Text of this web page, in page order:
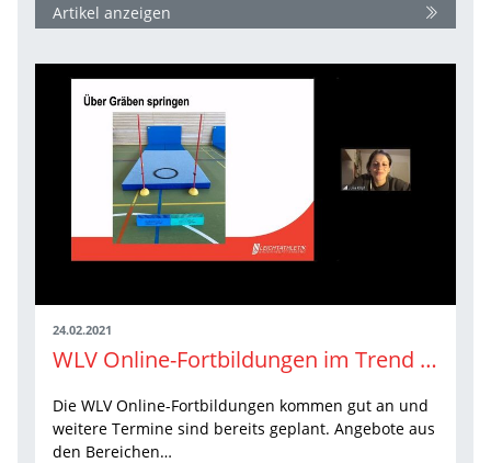
Artikel anzeigen
24.02.2021
WLV Online-Fortbildungen im Trend – die nächsten Highlights
Die WLV Online-Fortbildungen kommen gut an und
weitere Termine sind bereits geplant. Angebote aus
den Bereichen…